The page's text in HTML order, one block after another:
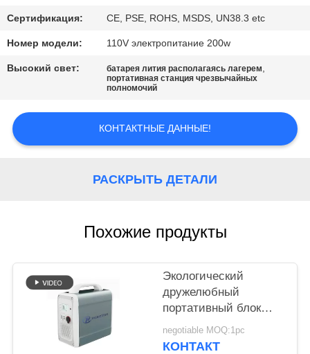
BLOG
СПРОСИТЕ
КАРТА
САЙТА
Сертификация: CE, PSE, ROHS, MSDS, UN38.3 etc
Номер модели: 110V электропитание 200w
Высокий свет: батарея лития располагаясь лагерем,
портативная станция чрезвычайных
полномочий
КОНТАКТНЫЕ ДАННЫЕ!
РАСКРЫТЬ ДЕТАЛИ
Похожие продукты
Экологический
дружелюбный
портативный блок
батарей 1500wh
лития для хранения
negotiable MOQ:1pc
КОНТАКТ